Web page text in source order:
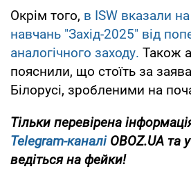
Окрім того, в ISW вказали на
навчань "Захід-2025" від
аналогічного заходу. Також
пояснили, що стоїть за
Білорусі, зробленими на
Тільки перевірена
Telegram-каналіOBOZ.UA та у
ведіться на фейки!